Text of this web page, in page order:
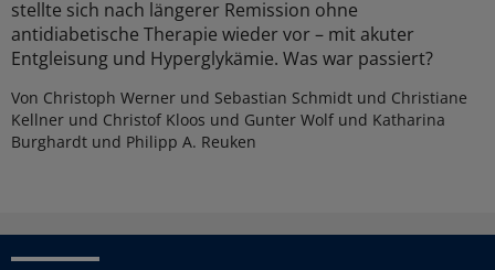
stellte sich nach längerer Remission ohne
antidiabetische Therapie wieder vor – mit akuter
Entgleisung und Hyperglykämie. Was war passiert?
Von Christoph Werner und Sebastian Schmidt und Christiane
Kellner und Christof Kloos und Gunter Wolf und Katharina
Burghardt und Philipp A. Reuken